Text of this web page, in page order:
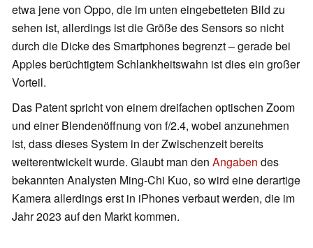
etwa jene von Oppo, die im unten eingebetteten Bild zu
sehen ist, allerdings ist die Größe des Sensors so nicht
durch die Dicke des Smartphones begrenzt – gerade bei
Apples berüchtigtem Schlankheitswahn ist dies ein großer
Vorteil.
Das Patent spricht von einem dreifachen optischen Zoom
und einer Blendenöffnung von f/2.4, wobei anzunehmen
ist, dass dieses System in der Zwischenzeit bereits
weiterentwickelt wurde. Glaubt man den Angaben des
bekannten Analysten Ming-Chi Kuo, so wird eine derartige
Kamera allerdings erst in iPhones verbaut werden, die im
Jahr 2023 auf den Markt kommen.